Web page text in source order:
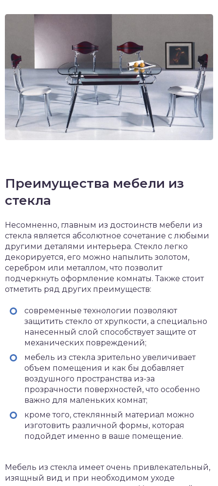
Преимущества мебели из
стекла
Несомненно, главным из достоинств мебели из
стекла является абсолютное сочетание с любыми
другими деталями интерьера. Стекло легко
декорируется, его можно напылить золотом,
серебром или металлом, что позволит
подчеркнуть оформление комнаты. Также стоит
отметить ряд других преимуществ:
современные технологии позволяют
защитить стекло от хрупкости, а специально
нанесенный слой способствует защите от
механических повреждений;
мебель из стекла зрительно увеличивает
объем помещения и как бы добавляет
воздушного пространства из-за
прозрачности поверхностей, что особенно
важно для маленьких комнат;
кроме того, стеклянный материал можно
изготовить различной формы, которая
подойдет именно в ваше помещение.
Мебель из стекла имеет очень привлекательный,
изящный вид и при необходимом уходе